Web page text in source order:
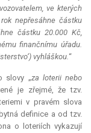
ve kterých
nepřesáhne částku
částku 20.000 Kč,
finančnímu úřadu.
vyhláškou.“
slovy „za loterii nebo
je zřejmé, že tzv.
v pravém slova
definice a od tzv.
o loteriích vykazují